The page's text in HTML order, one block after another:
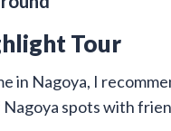
Tour
in Nagoya, I
spots with